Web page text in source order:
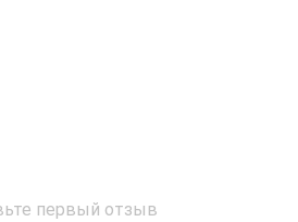
первый отзыв